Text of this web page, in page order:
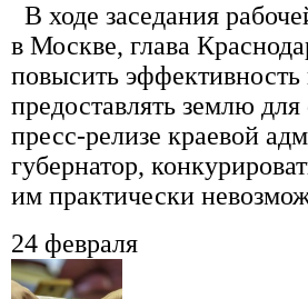
В ходе заседания
в Москве, глава
повысить эффективность
предоставлять землю
пресс-релизе краевой
губернатор,
им практически
24 февраля